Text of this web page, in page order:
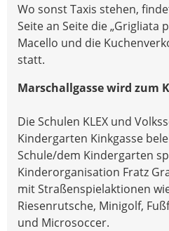
Wo sonst Taxis stehen,
Seite an Seite die „Grigliata
Macello und die
statt.
Marschallgasse wird zum
Die Schulen KLEX und
Kindergarten Kinkgasse
Schule/dem Kindergarten
Kinderorganisation Fratz
mit Straßenspielaktionen
Riesenrutsche, Minigolf,
und Microsoccer.